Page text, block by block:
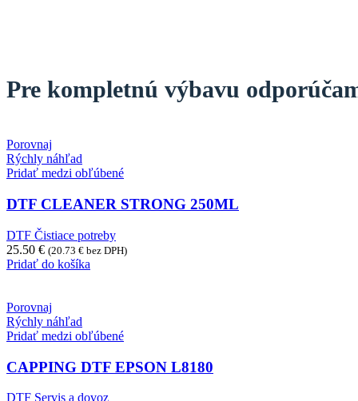
Pre kompletnú výbavu
Porovnaj
Rýchly náhľad
Pridať medzi obľúbené
DTF CLEANER STRONG 250ML
DTF Čistiace potreby
25.50 € (20.73 € bez DPH)
Pridať do košíka
Porovnaj
Rýchly náhľad
Pridať medzi obľúbené
CAPPING DTF EPSON L8180
DTF Servis a dovoz